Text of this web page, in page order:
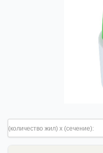
(количество жил) х (сечение):